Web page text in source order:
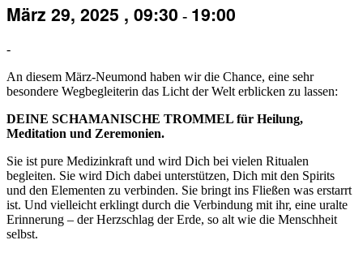
März 29, 2025 , 09:30 - 19:00
-
An diesem März-Neumond haben wir die Chance, eine sehr
besondere Wegbegleiterin das Licht der Welt erblicken zu lassen:
DEINE SCHAMANISCHE TROMMEL für Heilung,
Meditation und Zeremonien.
Sie ist pure Medizinkraft und wird Dich bei vielen Ritualen
begleiten. Sie wird Dich dabei unterstützen, Dich mit den Spirits
und den Elementen zu verbinden. Sie bringt ins Fließen was erstarrt
ist. Und vielleicht erklingt durch die Verbindung mit ihr, eine uralte
Erinnerung – der Herzschlag der Erde, so alt wie die Menschheit
selbst.